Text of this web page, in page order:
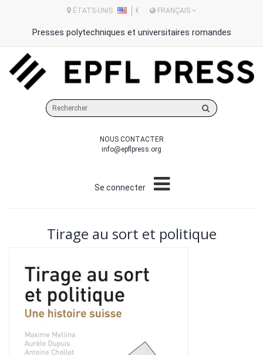
ÉTATS-UNIS € FRANÇAIS
Presses polytechniques et universitaires romandes
sur
site
NOUS CONTACTER
info@epflpress.org
Se connecter
Tirage au sort et politique